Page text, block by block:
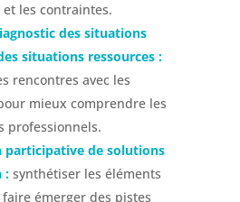
les contraintes.
des situations
situations ressources :
rencontres avec les
mieux comprendre les
professionnels.
participative de solutions
: synthétiser les éléments
émerger des pistes